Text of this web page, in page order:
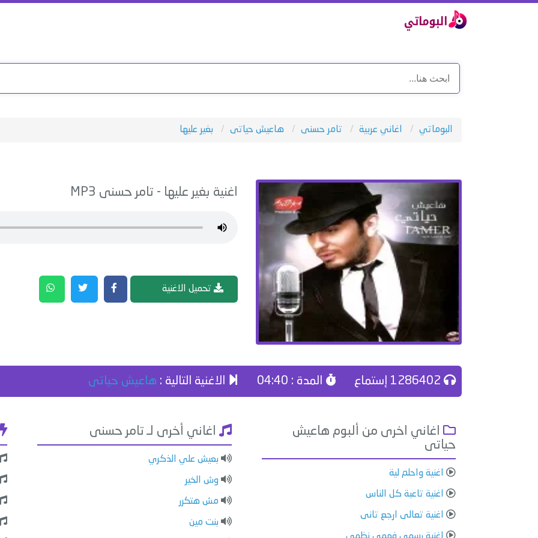
البوماتي اغاني عربية تامر حسنى هاعيش حياتى بغير عليها
اغنية بغير عليها - تامر حسنى
تحميل الاغنية
المدة : 04:40 الاغنية التالية : هاعيش حياتى
اغاني اخرى من ألبوم هاعيش
حياتى
اغنية واحلم لية
اغنية تاعبة كل الناس
اغنية تعالى ارجع تانى
اغنية رسمى فهمى نظمى
اغاني أخرى لـ تامر حسنى
بعيش علي الذكري
وش الخير
مش هتكرر
بنت مين